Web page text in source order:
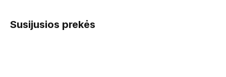
Susijusios prekės